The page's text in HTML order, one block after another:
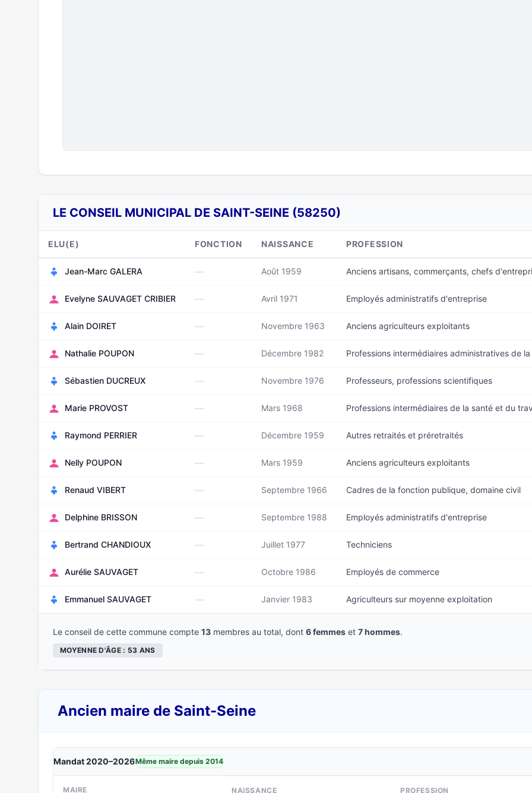
LE CONSEIL MUNICIPAL DE SAINT-SEINE (58250)
ELU(E) FONCTION NAISSANCE PROFESSION
Jean-Marc GALERA — Août 1959 Anciens artisans, commerçants, chefs
Evelyne SAUVAGET CRIBIER — Avril 1971 Employés administratifs d'entreprise
Alain DOIRET — Novembre 1963 Anciens agriculteurs exploitants
Nathalie POUPON — Décembre 1982 Professions intermédiaires administratives de la
Sébastien DUCREUX — Novembre 1976 Professeurs, professions scientifiques
Marie PROVOST — Mars 1968 Professions intermédiaires de la santé et du
Raymond PERRIER — Décembre 1959 Autres retraités et préretraités
Nelly POUPON — Mars 1959 Anciens agriculteurs exploitants
Renaud VIBERT — Septembre 1966 Cadres de la fonction publique, domaine civil
Delphine BRISSON — Septembre 1988 Employés administratifs d'entreprise
Bertrand CHANDIOUX — Juillet 1977 Techniciens
Aurélie SAUVAGET — Octobre 1986 Employés de commerce
Emmanuel SAUVAGET — Janvier 1983 Agriculteurs sur moyenne exploitation
Le conseil de cette commune compte 13 membres au total, dont 6 femmes et 7 hommes.
MOYENNE D'ÂGE : 53 ANS
Ancien maire de Saint-Seine
Mandat 2020–2026Même maire depuis 2014
MAIRE NAISSANCE PROFESSION